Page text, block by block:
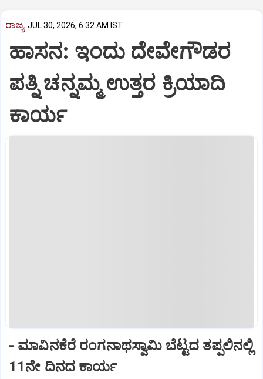
ರಾಜ್ಯ JUL 30, 2026, 6:32 AM IST
ಹಾಸನ: ಇಂದು ದೇವೇಗೌಡರ
ಪತ್ನಿ ಚನ್ನಮ್ಮ ಉತ್ತರ ಕ್ರಿಯಾದಿ
ಕಾರ್ಯ
- ಮಾವಿನಕೆರೆ ರಂಗನಾಥಸ್ವಾಮಿ ಬೆಟ್ಟದ ತಪ್ಪಲಿನಲ್ಲಿ
11ನೇ ದಿನದ ಕಾರ್ಯ